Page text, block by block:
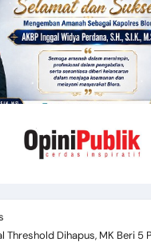
Threshold Dihapus, MK Beri 5